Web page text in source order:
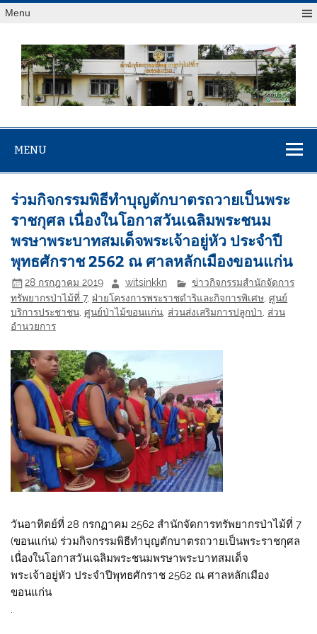
Menu
สจป.ที่ 7
(ขอนแก่น)
MENU
ร่วมกิจกรรมพิธีทำบุญตักบาตรถวายเป็นพระ
ราชกุศล เนื่องในโอกาสวันเฉลิมพระชนม
พรษาพระบาทสมเด็จพระเจ้าอยู่หัว ประจำปี
พุทธศักราช 2562 ณ ศาลหลักเมืองขอนแก่น
28 กรกฎาคม 2019 witsinkkn
ข่าวกิจกรรมสำนักจัดการ
ทรัพยากรป่าไม้ที่ 7, ฝ่ายโครงการพระราชดำริและกิจการพิเศษ ,ศูนย์
บริการประชาชน ,ศูนย์ป่าไม้ขอนแก่น ส่วนส่งเสริมการปลูกป่า ส่วน
อำนวยการ
วันอาทิตย์ที่ 28 กรกฏาคม 2562 สำนักจัดการทรัพยากรป่าไม้ที่ 7
(ขอนแก่น) ร่วมกิจกรรมพิธีทำบุญตักบาตรถวายเป็นพระราชกุศล
เนื่องในโอกาสวันเฉลิมพระชนมพรษาพระบาทสมเด็จ
พระเจ้าอยู่หัว ประจำปีพุทธศักราช 2562 ณ ศาลหลักเมือง
ขอนแก่น